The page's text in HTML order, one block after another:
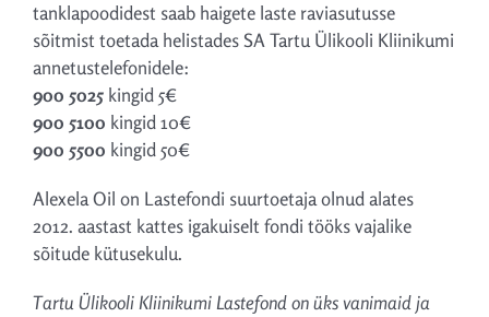
tanklapoodidest saab haigete laste raviasutusse
sõitmist toetada helistades SA Tartu Ülikooli Kliinikumi
annetustelefonidele:
900 5025 kingid 5€
900 5100 kingid 10€
900 5500 kingid 50€
Alexela Oil on Lastefondi suurtoetaja olnud alates
2012. aastast kattes igakuiselt fondi tööks vajalike
sõitude kütusekulu.
Tartu Ülikooli Kliinikumi Lastefond on üks vanimaid ja